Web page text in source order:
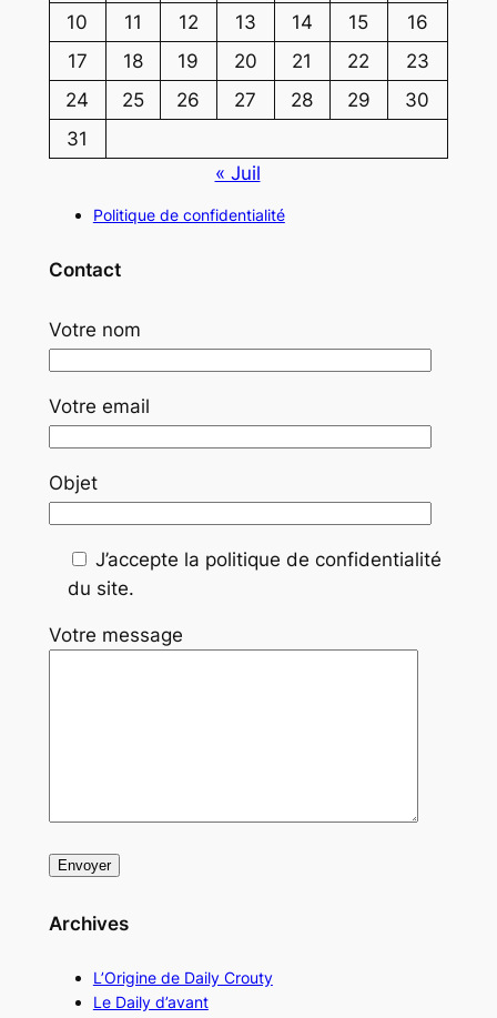
10
11 12 13 14 15
16
17
18 19 20 21 22
23
24
25 26 27 28 29
30
31
« Juil
Politique de confidentialité
Contact
Votre nom
Votre email
Objet
J’accepte la politique de confidentialité
du site.
Votre message
Archives
L’Origine de Daily Crouty
Le Daily d’avant